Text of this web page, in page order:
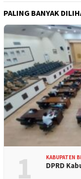
PALING BANYAK
1 KABUPATEN
DPRD